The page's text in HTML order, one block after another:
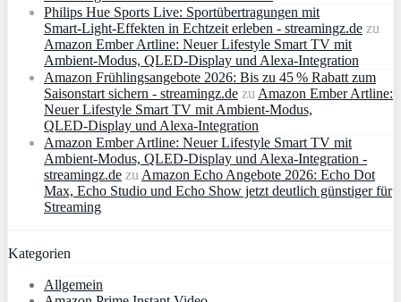
Philips Hue Sports Live: Sportübertragungen mit
Smart‑Light‑Effekten in Echtzeit erleben - streamingz.de zu
Amazon Ember Artline: Neuer Lifestyle Smart TV mit
Ambient‑Modus, QLED‑Display und Alexa‑Integration
Amazon Frühlingsangebote 2026: Bis zu 45 % Rabatt zum
Saisonstart sichern - streamingz.de zuAmazon Ember Artline:
Neuer Lifestyle Smart TV mit Ambient‑Modus,
QLED‑Display und Alexa‑Integration
Amazon Ember Artline: Neuer Lifestyle Smart TV mit
Ambient‑Modus, QLED‑Display und Alexa‑Integration -
streamingz.de zuAmazon Echo Angebote 2026: Echo Dot
Max, Echo Studio und Echo Show jetzt deutlich günstiger für
Streaming
Kategorien
Allgemein